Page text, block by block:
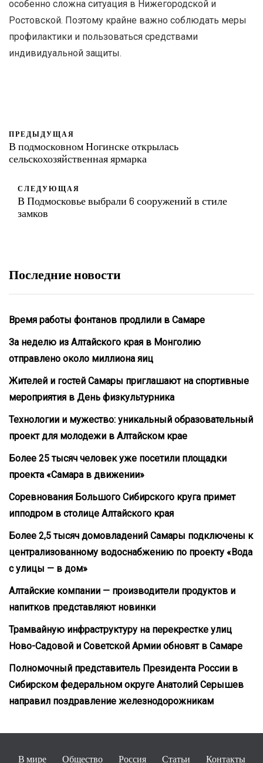
особенно сложна ситуация в Нижегородской и
Ростовской. Поэтому крайне важно соблюдать меры
профилактики и пользоваться средствами
индивидуальной защиты.
ПРЕДЫДУЩАЯ
В подмосковном Ногинске открылась
сельскохозяйственная ярмарка
СЛЕДУЮЩАЯ
В Подмосковье выбрали 6 сооружений в стиле
замков
Последние новости
Время работы фонтанов продлили в Самаре
За неделю из Алтайского края в Монголию
отправлено около миллиона яиц
Жителей и гостей Самары приглашают на спортивные
мероприятия в День физкультурника
Технологии и мужество: уникальный образовательный
проект для молодежи в Алтайском крае
Более 25 тысяч человек уже посетили площадки
проекта «Самара в движении»
Соревнования Большого Сибирского круга примет
ипподром в столице Алтайского края
Более 2,5 тысяч домовладений Самары подключены к
централизованному водоснабжению по проекту «Вода
с улицы — в дом»
Алтайские компании — производители продуктов и
напитков представляют новинки
Трамвайную инфраструктуру на перекрестке улиц
Ново-Садовой и Советской Армии обновят в Самаре
Полномочный представитель Президента России в
Сибирском федеральном округе Анатолий Серышев
направил поздравление железнодорожникам
В мире Общество Россия Статьи Контакты